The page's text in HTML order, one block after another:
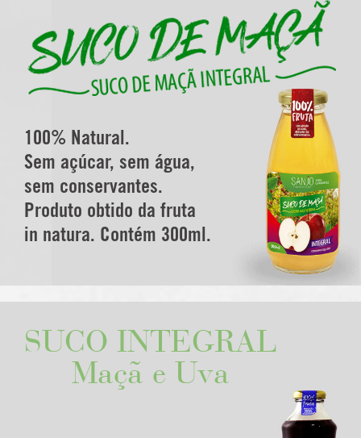
100% Natural.
Sem açúcar, sem água,
sem conservantes.
Produto obtido da fruta
in natura. Contém 300ml.
SUCO INTEGRAL
Maçã e Uva